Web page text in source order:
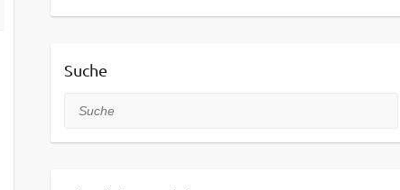
Suche
Suche